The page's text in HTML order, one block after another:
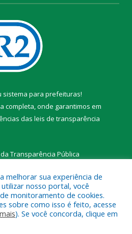
sistema para prefeituras!
completa, onde garantimos em
das leis de transparência
Transparência Pública
a Prefeitura Municipal de
melhorar sua experiência de
nosso portal, você
monitoramento de cookies.
sobre como isso é feito, acesse
). Se você concorda, clique em